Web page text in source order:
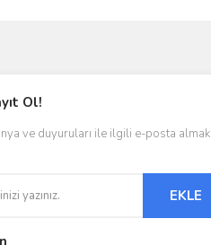
Ol!
ve duyuruları ile ilgili e-posta almak
EKLE